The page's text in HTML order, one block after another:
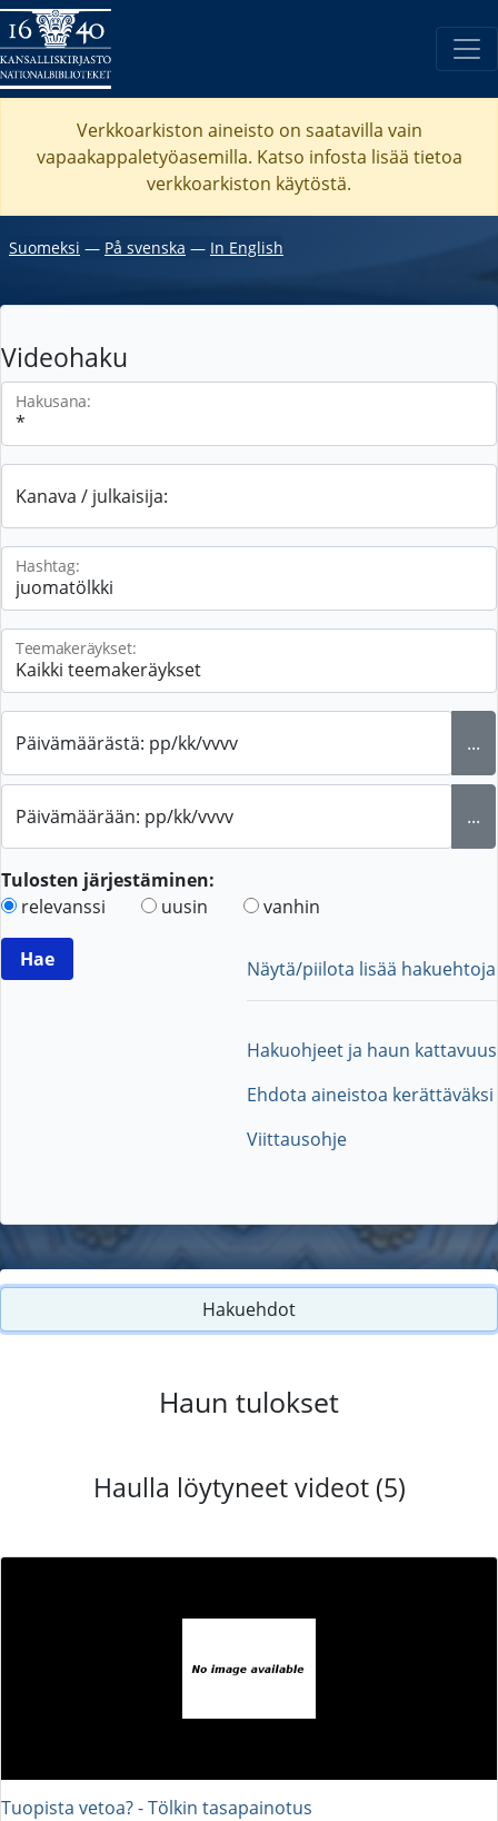
Verkkoarkiston aineisto on saatavilla vain
vapaakappaletyöasemilla. Katso infosta lisää tietoa
verkkoarkiston käytöstä.
Suomeksi ― På svenska ― In English
Videohaku
Hakusana:
Kanava / julkaisija:
Hashtag:
Teemakeräykset:
Päivämäärästä: pp/kk/vvvv ...
Päivämäärään: pp/kk/vvvv ...
Tulosten järjestäminen:
relevanssi
uusin vanhin
Näytä/piilota lisää hakuehtoja
Hakuohjeet ja haun kattavuus
Ehdota aineistoa kerättäväksi
Viittausohje
Hakuehdot
Haun tulokset
Haulla löytyneet videot (5)
Tuopista vetoa? - Tölkin tasapainotus